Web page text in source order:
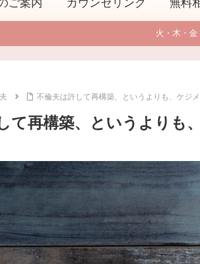
ご案内 カウンセリング 無料
火・木・
不倫夫は許して再構築、というよりも、ケジ
て再構築、というよりも